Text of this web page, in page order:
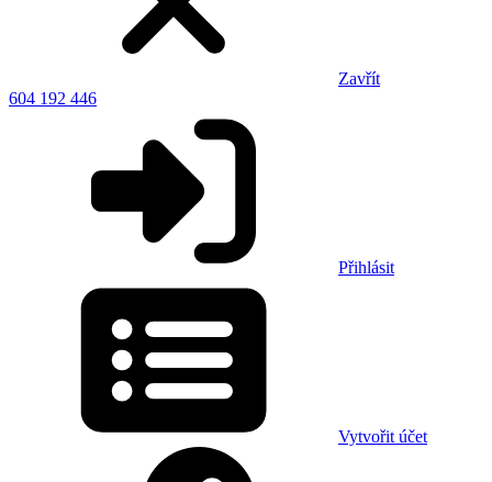
Zavřít
604 192 446
Přihlásit
Vytvořit účet